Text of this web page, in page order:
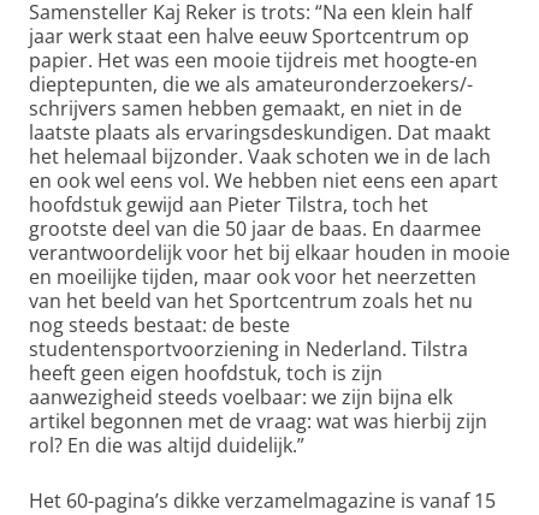
Samensteller Kaj Reker is trots: “Na een klein half
jaar werk staat een halve eeuw Sportcentrum op
papier. Het was een mooie tijdreis met hoogte-en
dieptepunten, die we als amateuronderzoekers/-
schrijvers samen hebben gemaakt, en niet in de
laatste plaats als ervaringsdeskundigen. Dat maakt
het helemaal bijzonder. Vaak schoten we in de lach
en ook wel eens vol. We hebben niet eens een apart
hoofdstuk gewijd aan Pieter Tilstra, toch het
grootste deel van die 50 jaar de baas. En daarmee
verantwoordelijk voor het bij elkaar houden in mooie
en moeilijke tijden, maar ook voor het neerzetten
van het beeld van het Sportcentrum zoals het nu
nog steeds bestaat: de beste
studentensportvoorziening in Nederland. Tilstra
heeft geen eigen hoofdstuk, toch is zijn
aanwezigheid steeds voelbaar: we zijn bijna elk
artikel begonnen met de vraag: wat was hierbij zijn
rol? En die was altijd duidelijk.”
Het 60-pagina’s dikke verzamelmagazine is vanaf 15